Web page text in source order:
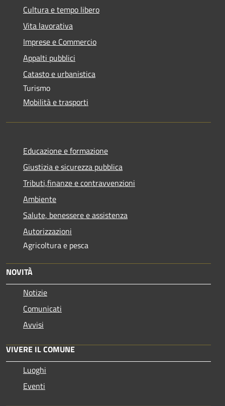
Cultura e tempo libero
Vita lavorativa
Imprese e Commercio
Appalti pubblici
Catasto e urbanistica
Turismo
Mobilità e trasporti
Educazione e formazione
Giustizia e sicurezza pubblica
Tributi,finanze e contravvenzioni
Ambiente
Salute, benessere e assistenza
Autorizzazioni
Agricoltura e pesca
NOVITÀ
Notizie
Comunicati
Avvisi
VIVERE IL COMUNE
Luoghi
Eventi